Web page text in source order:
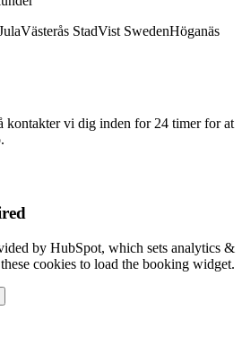
Västerås StadVist SwedenHöganäs
kontakter vi dig inden for 24 timer for at
by HubSpot, which sets analytics &
cookies to load the booking widget.